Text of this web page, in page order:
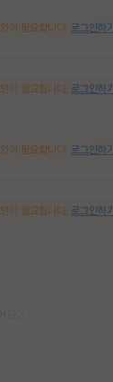
이 필요합니다. 로그인하기
이 필요합니다. 로그인하기
이 필요합니다. 로그인하기
이 필요합니다. 로그인하기